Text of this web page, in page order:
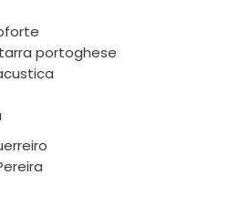
portoghese